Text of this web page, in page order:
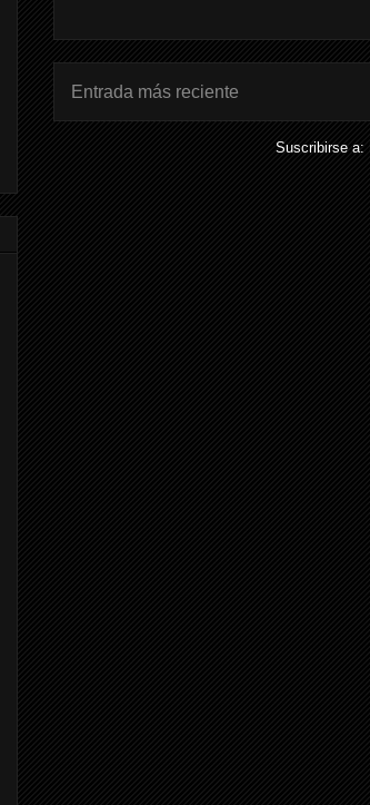
Entrada más reciente
Suscribirse a: